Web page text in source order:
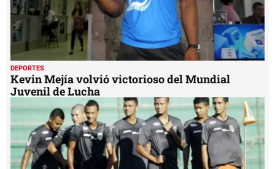
DEPORTES
Kevin Mejía volvió victorioso del Mundial
Juvenil de Lucha